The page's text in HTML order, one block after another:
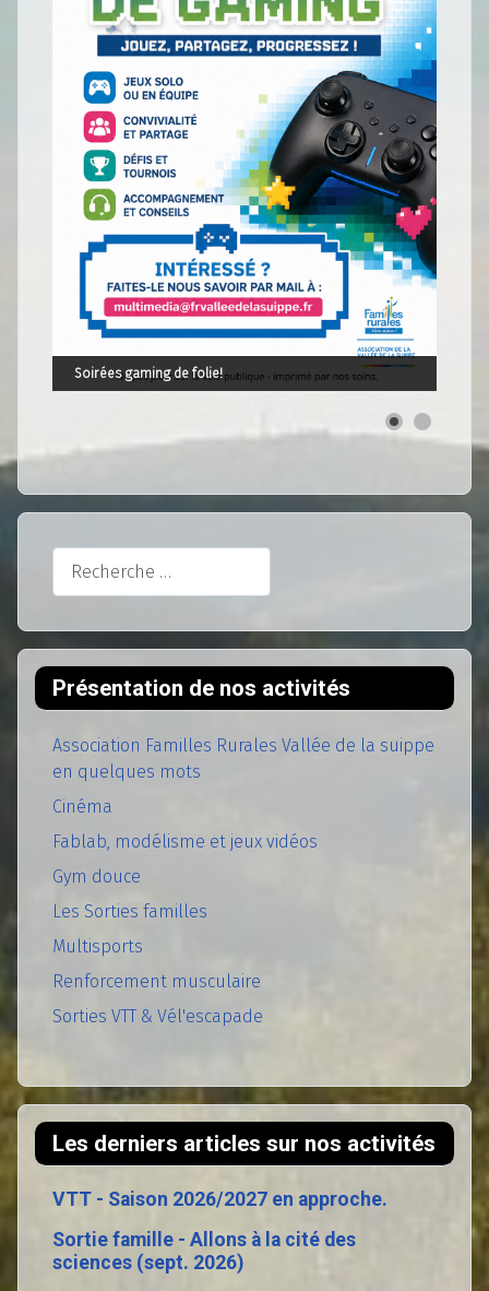
Soirées gaming de folie!
Rechercher
Présentation de nos activités
Association Familles Rurales Vallée de la suippe
en quelques mots
Cinéma
Fablab, modélisme et jeux vidéos
Gym douce
Les Sorties familles
Multisports
Renforcement musculaire
Sorties VTT & Vél'escapade
Les derniers articles sur nos activités
VTT - Saison 2026/2027 en approche.
Sortie famille - Allons à la cité des
sciences (sept. 2026)